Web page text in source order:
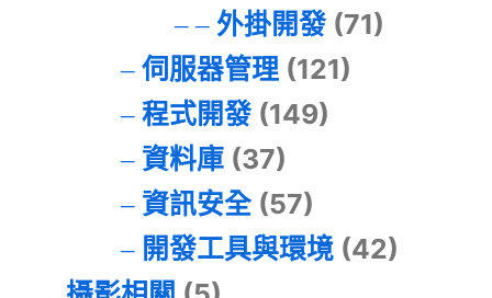
外掛開發(71)
伺服器管理(121)
程式開發(149)
資料庫(37)
資訊安全(57)
開發工具與環境(42)